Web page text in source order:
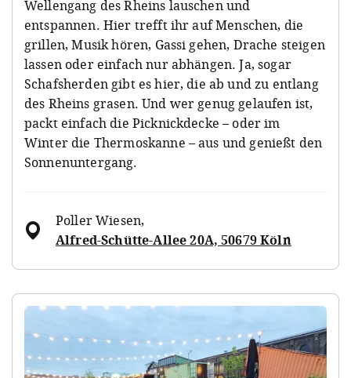
Wellengang des Rheins lauschen und
entspannen. Hier trefft ihr auf Menschen, die
grillen, Musik hören, Gassi gehen, Drache steigen
lassen oder einfach nur abhängen. Ja, sogar
Schafsherden gibt es hier, die ab und zu entlang
des Rheins grasen. Und wer genug gelaufen ist,
packt einfach die Picknickdecke – oder im
Winter die Thermoskanne – aus und genießt den
Sonnenuntergang.
Poller Wiesen,
Alfred-Schütte-Allee 20A, 50679 Köln